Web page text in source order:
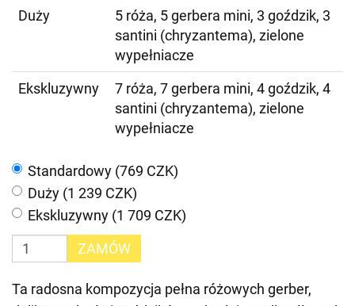
Duży
5 róża, 5 gerbera mini, 3 goździk, 3
santini (chryzantema), zielone
wypełniacze
Ekskluzywny
7 róża, 7 gerbera mini, 4 goździk, 4
santini (chryzantema), zielone
wypełniacze
Standardowy (769 CZK)
Duży (1 239 CZK)
Ekskluzywny (1 709 CZK)
ZAMÓW
Ta radosna kompozycja pełna różowych gerber,